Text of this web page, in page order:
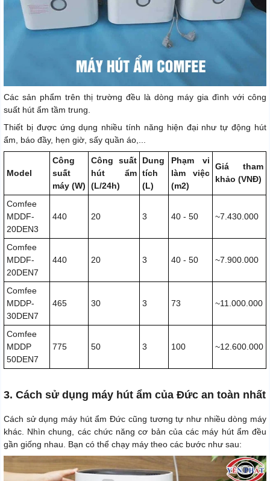
Các sản phẩm trên thị trường đều là dòng máy gia đình với công
suất hút ẩm tầm trung.
Thiết bị được ứng dụng nhiều tính năng hiện đại như tự động hút
ẩm, báo đầy, hẹn giờ, sấy quần áo,...
Model
Công
suất
máy (W)
Công suất
hút ẩm
(L/24h)
Dung
tích
(L)
Phạm vi
làm việc
(m2)
Giá tham
khảo (VNĐ)
Comfee
MDDF-
20DEN3
440 20 3 40 - 50 ~7.430.000
Comfee
MDDF-
20DEN7
440 20 3 40 - 50 ~7.900.000
Comfee
MDDP-
30DEN7
465 30 3 73 ~11.000.000
Comfee
MDDP
50DEN7
775 50 3 100 ~12.600.000
3. Cách sử dụng máy hút ẩm của Đức an toàn nhất
Cách sử dụng máy hút ẩm Đức cũng tương tự như nhiều dòng máy
khác. Nhìn chung, các chức năng cơ bản của các máy hút ẩm đều
gần giống nhau. Bạn có thể chạy máy theo các bước như sau: